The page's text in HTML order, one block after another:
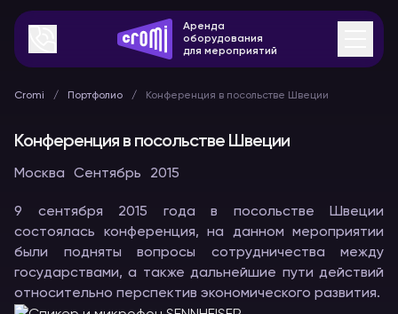
Аренда
оборудования
для мероприятий
Cromi Портфолио Конференция в посольстве Швеции
Конференция в посольстве Швеции
Москва Сентябрь 2015
9 сентября 2015 года в посольстве Швеции
состоялась конференция, на данном мероприятии
были подняты вопросы сотрудничества между
государствами, а также дальнейшие пути действий
относительно перспектив экономического развития.